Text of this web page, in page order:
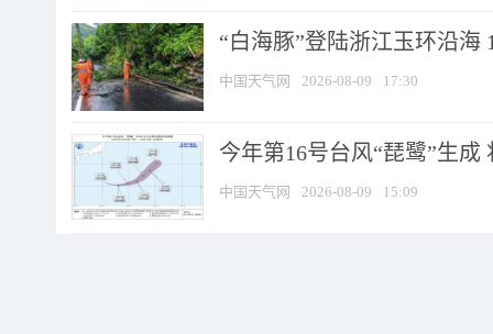
“白海豚”登陆浙江玉环沿海
中国天气网 2026-08-09 17:30
今年第16号台风“琵鹭”生
中国天气网 2026-08-09 15:09